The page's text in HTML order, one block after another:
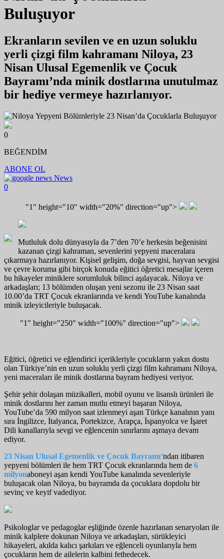
Buluşuyor
Ekranların sevilen ve en uzun soluklu
yerli çizgi film kahramanı Niloya, 23
Nisan Ulusal Egemenlik ve Çocuk
Bayramı’nda minik dostlarına unutulmaz
bir hediye vermeye hazırlanıyor.
0
BEĞENDİM
ABONE OL
News
0
"1" height="10" width="20%" direction="up">
Mutluluk dolu dünyasıyla da 7’den 70’e herkesin beğenisini
kazanan çizgi kahraman, sevenlerini yepyeni maceralara
çıkarmaya hazırlanıyor. Kişisel gelişim, doğa sevgisi, hayvan sevgisi
ve çevre koruma gibi birçok konuda eğitici öğretici mesajlar içeren
bu hikayeler miniklere sorumluluk bilinci aşılayacak. Niloya ve
arkadaşları; 13 bölümden oluşan yeni sezonu ile 23 Nisan saat
10.00’da TRT Çocuk ekranlarında ve kendi YouTube kanalında
minik izleyicileriyle buluşacak.
"1" height="250" width="100%" direction="up">
Eğitici, öğretici ve eğlendirici içerikleriyle çocukların yakın dostu
olan Türkiye’nin en uzun soluklu yerli çizgi film kahramanı Niloya,
yeni maceraları ile minik dostlarına bayram hediyesi veriyor.
Şehir şehir dolaşan müzikalleri, mobil oyunu ve lisanslı ürünleri ile
minik dostlarını her zaman mutlu etmeyi başaran Niloya,
YouTube’da 590 milyon saat izlenmeyi aşan Türkçe kanalının yanı
sıra İngilizce, İtalyanca, Portekizce, Arapça, İspanyolca ve İşaret
Dili kanallarıyla sevgi ve eğlencenin sınırlarını aşmaya devam
ediyor.
23 Nisan Ulusal Egemenlik ve Çocuk Bayramı’ndan itibaren
yepyeni bölümleri ile hem TRT Çocuk ekranlarında hem de 6
milyonaboneyi aşan kendi YouTube kanalında sevenleriyle
buluşacak olan Niloya, bu bayramda da çocuklara dopdolu bir
sevinç ve keyif vadediyor.
Psikologlar ve pedagoglar eşliğinde özenle hazırlanan senaryoları ile
minik kalplere dokunan Niloya ve arkadaşları, sürükleyici
hikayeleri, akılda kalıcı şarkıları ve eğlenceli oyunlarıyla hem
çocukların hem de ailelerin kalbini fethedecek.